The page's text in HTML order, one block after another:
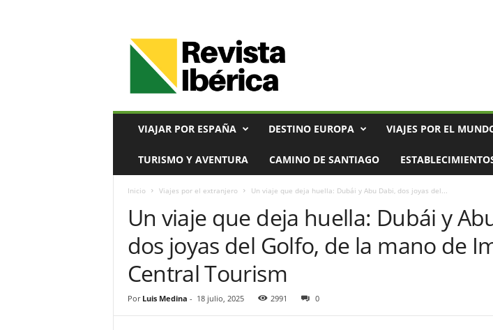
VIAJAR POR ESPAÑA DESTINO EUROPA VIAJES POR EL
TURISMO Y AVENTURA CAMINO DE SANTIAGO
Inicio Viajes por el extranjero Un viaje que deja huella: Dubái y Abu Dabi, dos joyas del...
Un viaje que deja huella: Dubái y
dos joyas del Golfo, de la mano de
Central Tourism
Por Luis Medina - 18 julio, 2025 2991 0